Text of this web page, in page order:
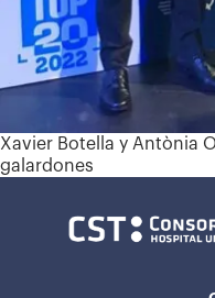
Xavier Botella y Antònia
galardones